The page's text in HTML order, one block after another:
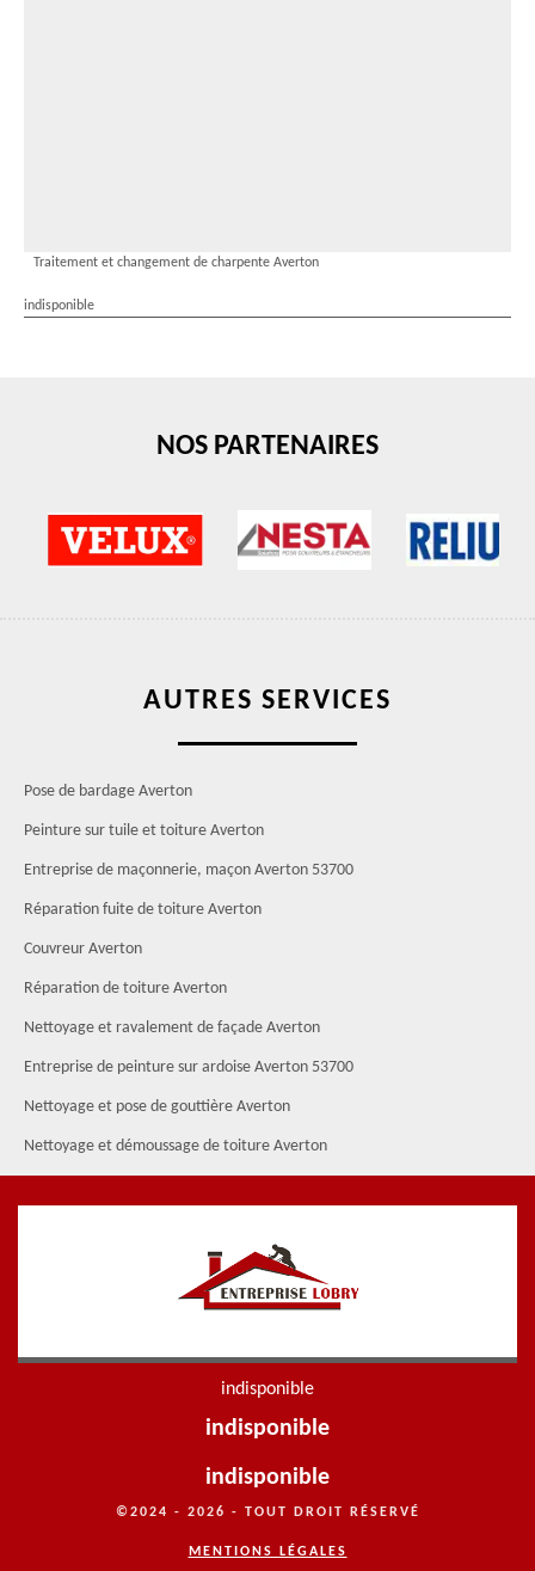
Traitement et changement de charpente Averton
indisponible
NOS PARTENAIRES
AUTRES SERVICES
Pose de bardage Averton
Peinture sur tuile et toiture Averton
Entreprise de maçonnerie, maçon Averton 53700
Réparation fuite de toiture Averton
Couvreur Averton
Réparation de toiture Averton
Nettoyage et ravalement de façade Averton
Entreprise de peinture sur ardoise Averton 53700
Nettoyage et pose de gouttière Averton
Nettoyage et démoussage de toiture Averton
indisponible
indisponible
indisponible
©2024 - 2026 - TOUT DROIT RÉSERVÉ
MENTIONS LÉGALES